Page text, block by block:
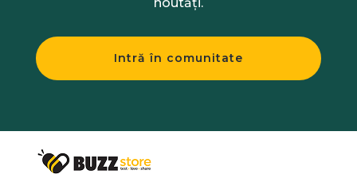
Intră în comunitate